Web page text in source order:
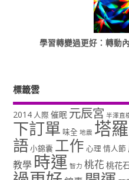
學習轉變過更好：轉動
標籤雲
2014 人際 催眠 元辰宮 半澤直
下訂單 味全 地震 塔羅
語小錦囊 工作 心理 情人節
教學 時運 智力 桃花 桃花